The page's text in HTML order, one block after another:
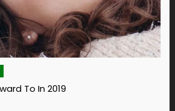
14 Ways To Bring Wellness Into Your